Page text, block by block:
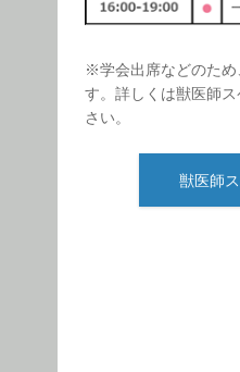
※学会出席などのため
す。詳しくは獣医師
さい。
獣医師